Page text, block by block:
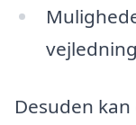
vejledning
Desuden